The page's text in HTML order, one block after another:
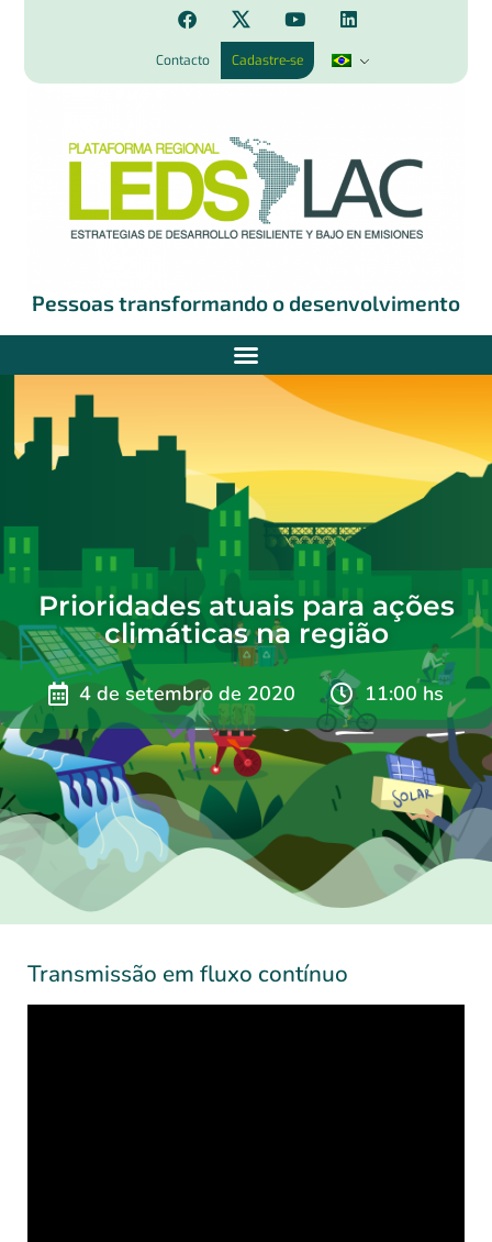
Contacto Cadastre-se
Pessoas transformando o desenvolvimento
Prioridades atuais para ações
climáticas na região
4 de setembro de 2020 11:00 hs
Transmissão em fluxo contínuo